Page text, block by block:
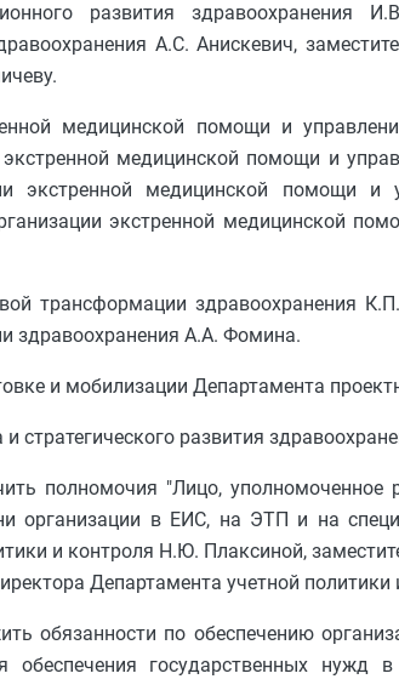
развития здравоохранения
А.С. Анискевич,
медицинской помощи и
медицинской помощи и
экстренной медицинской помощи
экстренной медицинской
трансформации здравоохранения
здравоохранения А.А. Фомина.
и мобилизации Департамента
стратегического развития
полномочия "Лицо, уполномоченное
организации в ЕИС, на ЭТП и на
и контроля Н.Ю. Плаксиной,
Департамента учетной
обязанности по обеспечению
государственных нужд